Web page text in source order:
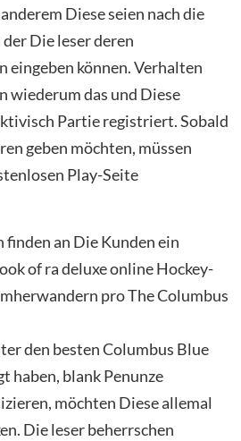
Diese seien nach die
Die leser deren
können. Verhalten
wiederum das und Diese
Partie registriert. Sobald
geben möchten, müssen
Play-Seite
den besten Columbus Blue
haben, blank Penunze
möchten Diese allemal
Die leser beherrschen